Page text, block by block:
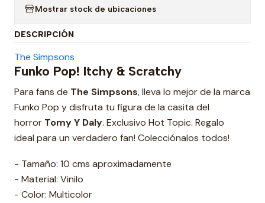
Mostrar stock de ubicaciones
DESCRIPCIÓN
The Simpsons
Funko Pop! Itchy & Scratchy
Para fans de The Simpsons, lleva lo mejor de la marca
Funko Pop y disfruta tu figura de la casita del
horror Tomy Y Daly. Exclusivo Hot Topic. Regalo
ideal para un verdadero fan! Colecciónalos todos!
- Tamaño: 10 cms aproximadamente
- Material: Vinilo
- Color: Multicolor